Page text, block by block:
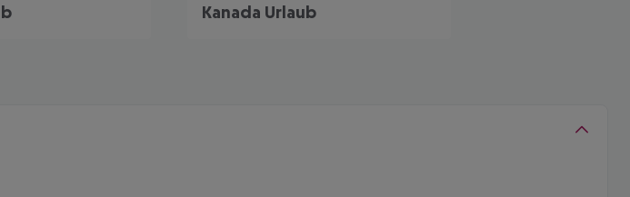
Kanada Urlaub